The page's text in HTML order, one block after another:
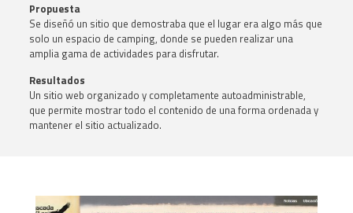
Propuesta
Se diseñó un sitio que demostraba que el lugar era algo más que
solo un espacio de camping, donde se pueden realizar una
amplia gama de actividades para disfrutar.
Resultados
Un sitio web organizado y completamente autoadministrable,
que permite mostrar todo el contenido de una forma ordenada y
mantener el sitio actualizado.